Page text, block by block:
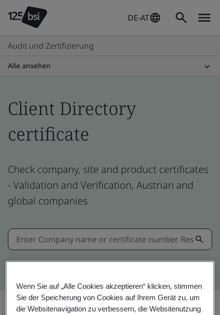
DE-AT
Audit und Zertifizierung
Alle ansehen
Client Directory
certificate
Check company, site and product certificates
- Validation and Verification, Austrian and
global companies
Kitemark advanced search
Wenn Sie auf „Alle Cookies akzeptieren“ klicken, stimmen
Sie der Speicherung von Cookies auf Ihrem Gerät zu, um
die Websitenavigation zu verbessern, die Websitenutzung